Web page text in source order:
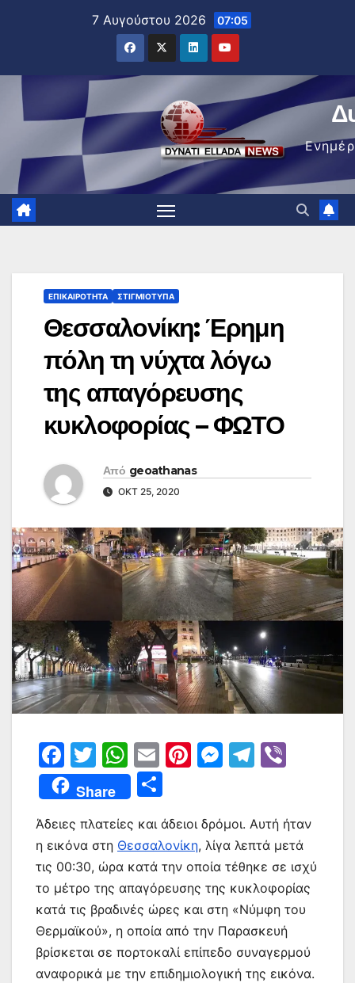
7 Αυγούστου 2026 07:05
ΕΠΙΚΑΙΡΌΤΗΤΑ ΣΤΙΓΜΙΌΤΥΠΑ
Θεσσαλονίκη: Έρημη
πόλη τη νύχτα λόγω
της απαγόρευσης
κυκλοφορίας – ΦΩΤΟ
Από geoathanas
ΟΚΤ 25, 2020
F
a
c
e
b
o
o
k
T
w
itt
er
W
h
at
s
A
p
p
E
m
ai
l
Pi
e
st
M
s
e
n
g
er
T
gr
a
m
Share
ρ
α
σ
τε
ίτ
ε
Άδειες πλατείες και άδειοι δρόμοι. Αυτή ήταν
η εικόνα στη Θεσσαλονίκη, λίγα λεπτά μετά
τις 00:30, ώρα κατά την οποία τέθηκε σε ισχύ
το μέτρο της απαγόρευσης της κυκλοφορίας
κατά τις βραδινές ώρες και στη «Νύμφη του
Θερμαϊκού», η οποία από την Παρασκευή
βρίσκεται σε πορτοκαλί επίπεδο συναγερμού
αναφορικά με την επιδημιολογική της εικόνα.